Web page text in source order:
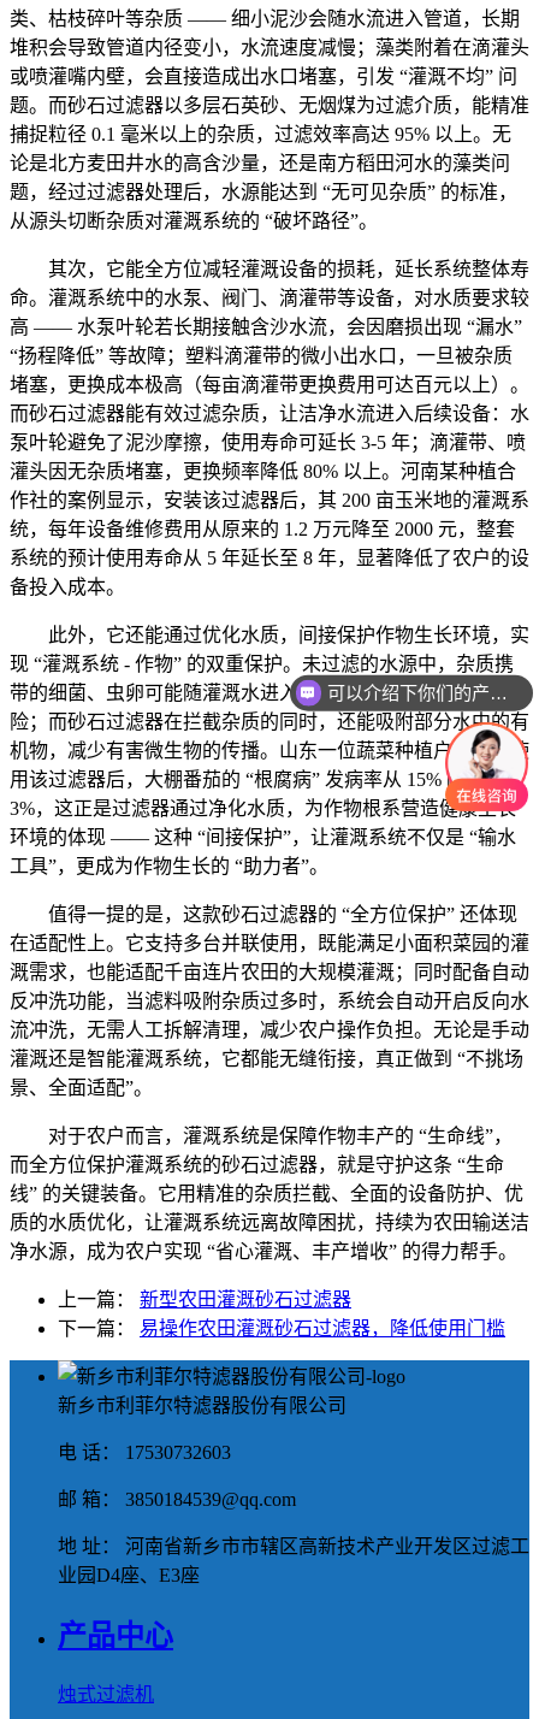
类、枯枝碎叶等杂质 —— 细小泥沙会随水流进入管道，长期
堆积会导致管道内径变小，水流速度减慢；藻类附着在滴灌头
或喷灌嘴内壁，会直接造成出水口堵塞，引发 “灌溉不均” 问
题。而砂石过滤器以多层石英砂、无烟煤为过滤介质，能精准
捕捉粒径 0.1 毫米以上的杂质，过滤效率高达 95% 以上。无
论是北方麦田井水的高含沙量，还是南方稻田河水的藻类问
题，经过过滤器处理后，水源能达到 “无可见杂质” 的标准，
从源头切断杂质对灌溉系统的 “破坏路径”。
其次，它能全方位减轻灌溉设备的损耗，延长系统整体寿
命。灌溉系统中的水泵、阀门、滴灌带等设备，对水质要求较
高 —— 水泵叶轮若长期接触含沙水流，会因磨损出现 “漏水”
“扬程降低” 等故障；塑料滴灌带的微小出水口，一旦被杂质
堵塞，更换成本极高（每亩滴灌带更换费用可达百元以上）。
而砂石过滤器能有效过滤杂质，让洁净水流进入后续设备：水
泵叶轮避免了泥沙摩擦，使用寿命可延长 3-5 年；滴灌带、喷
灌头因无杂质堵塞，更换频率降低 80% 以上。河南某种植合
作社的案例显示，安装该过滤器后，其 200 亩玉米地的灌溉系
统，每年设备维修费用从原来的 1.2 万元降至 2000 元，整套
系统的预计使用寿命从 5 年延长至 8 年，显著降低了农户的设
备投入成本。
此外，它还能通过优化水质，间接保护作物生长环境，实
现 “灌溉系统 - 作物” 的双重保护。未过滤的水源中，杂质携
带的细菌、虫卵可能随灌溉水进入土壤，增加作物根系病害风
险；而砂石过滤器在拦截杂质的同时，还能吸附部分水中的有
机物，减少有害微生物的传播。山东一位蔬菜种植户反馈，使
用该过滤器后，大棚番茄的 “根腐病” 发病率从 15% 降至
3%，这正是过滤器通过净化水质，为作物根系营造健康生长
环境的体现 —— 这种 “间接保护”，让灌溉系统不仅是 “输水
工具”，更成为作物生长的 “助力者”。
值得一提的是，这款砂石过滤器的 “全方位保护” 还体现
在适配性上。它支持多台并联使用，既能满足小面积菜园的灌
溉需求，也能适配千亩连片农田的大规模灌溉；同时配备自动
反冲洗功能，当滤料吸附杂质过多时，系统会自动开启反向水
流冲洗，无需人工拆解清理，减少农户操作负担。无论是手动
灌溉还是智能灌溉系统，它都能无缝衔接，真正做到 “不挑场
景、全面适配”。
对于农户而言，灌溉系统是保障作物丰产的 “生命线”，
而全方位保护灌溉系统的砂石过滤器，就是守护这条 “生命
线” 的关键装备。它用精准的杂质拦截、全面的设备防护、优
质的水质优化，让灌溉系统远离故障困扰，持续为农田输送洁
净水源，成为农户实现 “省心灌溉、丰产增收” 的得力帮手。
上一篇： 新型农田灌溉砂石过滤器
下一篇： 易操作农田灌溉砂石过滤器，降低使用门槛
新乡市利菲尔特滤器股份有限公司
电 话： 17530732603
邮 箱： 3850184539@qq.com
地 址： 河南省新乡市市辖区高新技术产业开发区过滤工
业园D4座、E3座
产品中心
烛式过滤机
可以介绍下你们的产品么